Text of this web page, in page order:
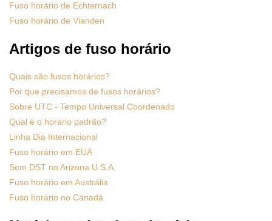
Fuso horário de Echternach
Fuso horário de Vianden
Artigos de fuso horário
Quais são fusos horários?
Por que precisamos de fusos horários?
Sobre UTC - Tempo Universal Coordenado
Qual é o horário padrão?
Linha Dia Internacional
Fuso horário em EUA
Sem DST no Arizona U.S.A.
Fuso horário em Austrália
Fuso horário no Canadá